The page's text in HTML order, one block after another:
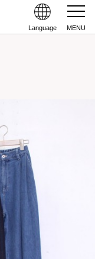
Language MENU